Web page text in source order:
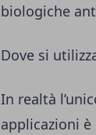
biologiche
Dove si
In realtà
applicazioni